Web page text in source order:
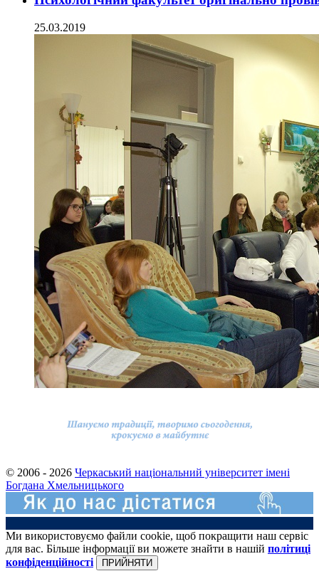
25.03.2019
© 2006 - 2026 Черкаський національний університет імені
Богдана Хмельницького
Ми використовуємо файли cookie, щоб покращити наш сервіс
для вас. Більше інформації ви можете знайти в нашій політиці
конфіденційності
ПРИЙНЯТИ